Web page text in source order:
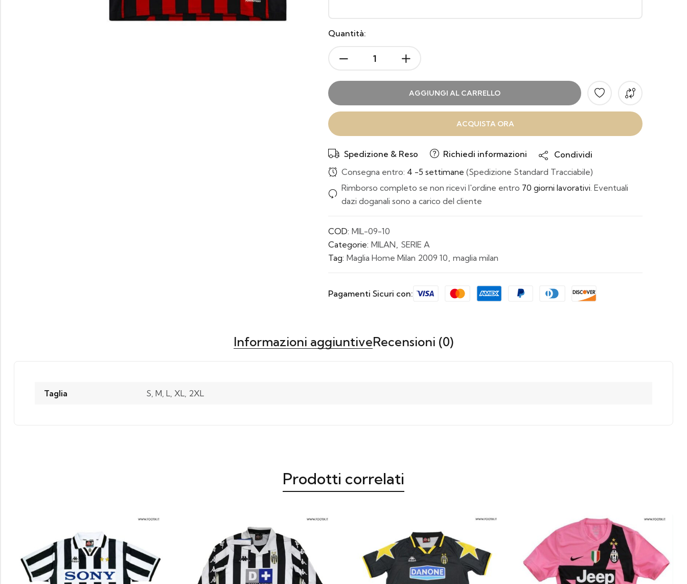
Quantità:
AGGIUNGI AL CARRELLO
ACQUISTA ORA
Spedizione & Reso Richiedi informazioni
Condividi
Consegna entro: 4 -5 settimane (Spedizione Standard Tracciabile)
Rimborso completo se non ricevi l'ordine entro 70 giorni lavorativi . Eventuali
dazi doganali sono a carico del cliente
COD: MIL-09-10
Categorie: MILAN SERIE A
Tag: Maglia Home Milan 2009 10 maglia milan
Pagamenti Sicuri con:
Informazioni aggiuntiveRecensioni (0)
Taglia S, M, L, XL, 2XL
Prodotti correlati